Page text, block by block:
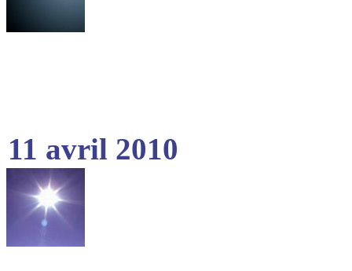
11 avril 2010